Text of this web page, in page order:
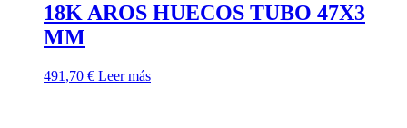
18K AROS HUECOS TUBO 47X3
MM
491,70 € Leer más